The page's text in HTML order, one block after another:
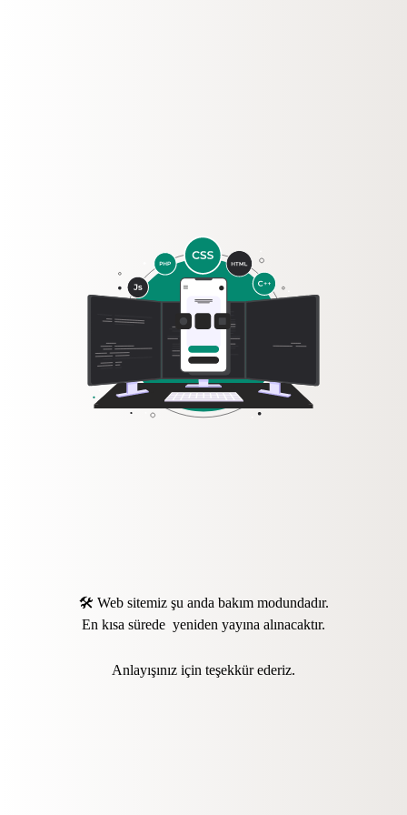
🛠️ Web sitemiz şu anda bakım modundadır.
En kısa sürede yeniden yayına alınacaktır.
Anlayışınız için teşekkür ederiz.